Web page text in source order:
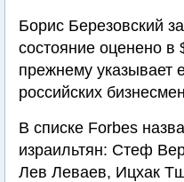
Борис Березовский
состояние оценено
прежнему указывает
российских
В списке Forbes
израильтян: Стеф
Лев Леваев, Ицхак